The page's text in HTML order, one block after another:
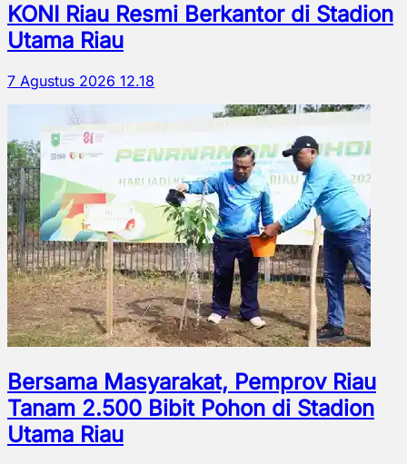
KONI Riau Resmi Berkantor di Stadion
Utama Riau
7 Agustus 2026 12.18
Bersama Masyarakat, Pemprov Riau
Tanam 2.500 Bibit Pohon di Stadion
Utama Riau